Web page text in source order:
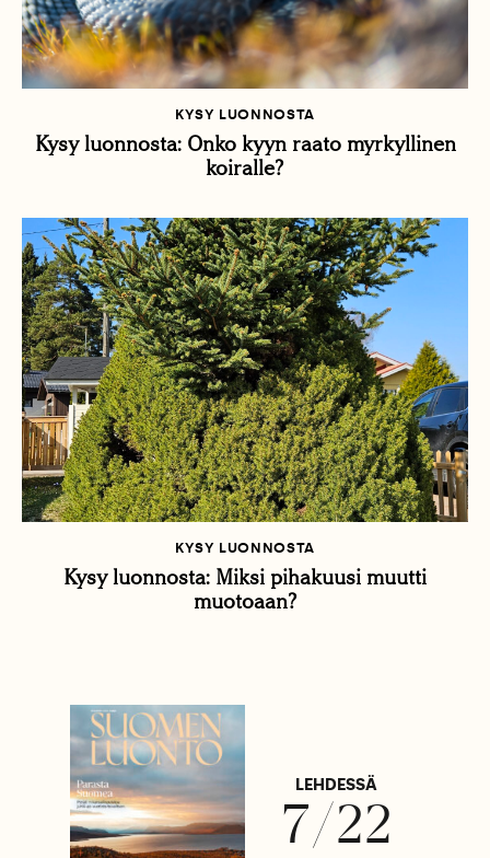
KYSY LUONNOSTA
Kysy luonnosta: Onko kyyn raato myrkyllinen
koiralle?
KYSY LUONNOSTA
Kysy luonnosta: Miksi pihakuusi muutti
muotoaan?
LEHDESSÄ
7/22